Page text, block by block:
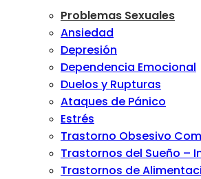
Problemas Sexuales
Ansiedad
Depresión
Dependencia Emocional
Duelos y Rupturas
Ataques de Pánico
Estrés
Trastorno Obsesivo
Trastornos del Sueño –
Trastornos de